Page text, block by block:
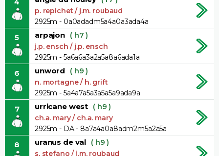
p. repichet / j.m. roubaud
2925m - 0a0adadm5a4a0a3ada4a
5 arpajon ( h7 )
j.p. ensch / j.p. ensch
2925m - 5a6a6a3a2a5a8a6ada1a
6 unword ( h9 )
n. mortagne / h. grift
2925m - 5a4a7a5a3a5a5a9ada9a
7 urricane west ( h9 )
ch.a. mary / ch.a. mary
2925m - DA - 8a7a4a0a8adm2m5a2a5a
8 uranus de val ( h9 )
s. stefano / j.m. roubaud